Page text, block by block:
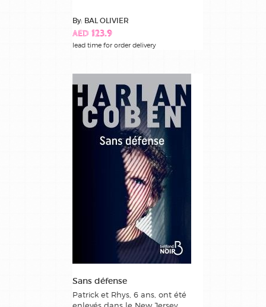
By: BAL OLIVIER
AED 123.9
lead time for order delivery
Sans défense
Patrick et Rhys, 6 ans, ont été